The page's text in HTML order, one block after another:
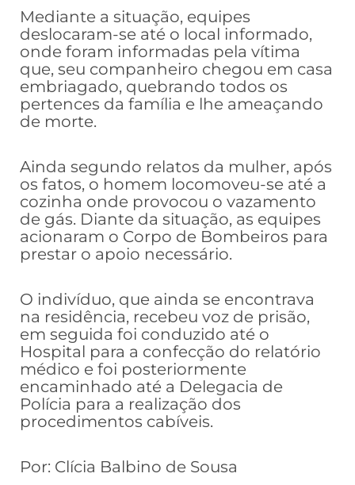
Mediante a situação, equipes
deslocaram-se até o local informado,
onde foram informadas pela vítima
que, seu companheiro chegou em casa
embriagado, quebrando todos os
pertences da família e lhe ameaçando
de morte.
Ainda segundo relatos da mulher, após
os fatos, o homem locomoveu-se até a
cozinha onde provocou o vazamento
de gás. Diante da situação, as equipes
acionaram o Corpo de Bombeiros para
prestar o apoio necessário.
O indivíduo, que ainda se encontrava
na residência, recebeu voz de prisão,
em seguida foi conduzido até o
Hospital para a confecção do relatório
médico e foi posteriormente
encaminhado até a Delegacia de
Polícia para a realização dos
procedimentos cabíveis.
Por: Clícia Balbino de Sousa